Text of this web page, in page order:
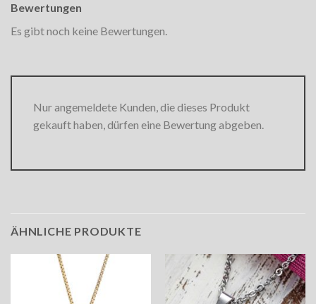
Bewertungen
Es gibt noch keine Bewertungen.
Nur angemeldete Kunden, die dieses Produkt
gekauft haben, dürfen eine Bewertung abgeben.
ÄHNLICHE PRODUKTE